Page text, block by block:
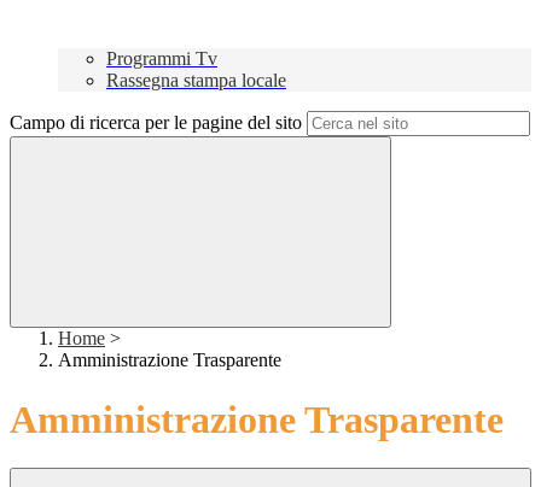
Programmi Tv
Rassegna stampa locale
Campo di ricerca per le pagine del sito
Home >
Amministrazione Trasparente
Amministrazione Trasparente